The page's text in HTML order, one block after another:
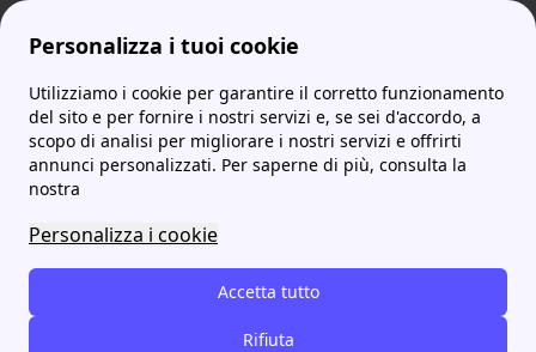
Personalizza i tuoi cookie
Utilizziamo i cookie per garantire il corretto funzionamento
del sito e per fornire i nostri servizi e, se sei d'accordo, a
scopo di analisi per migliorare i nostri servizi e offrirti
annunci personalizzati. Per saperne di più, consulta la
nostra
Personalizza i cookie
Accetta tutto
Rifiuta
ProntoBolletta MoreWithu WithU: leggi tutte le recensioni
WithU: leggi tutte le
recensioni